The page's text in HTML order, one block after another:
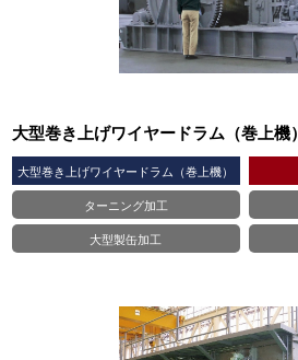
大型巻き上げワイヤードラム（巻上機）
大型巻き上げワイヤードラム（巻上機）
ターニング加工
大型製缶加工